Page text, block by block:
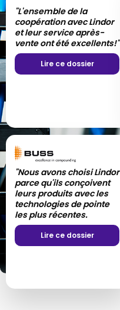
"L'ensemble de la
coopération avec Lindor
et leur service après-
vente ont été excellents!"
Lire ce dossier
"Nous avons choisi Lindor
parce qu'ils conçoivent
leurs produits avec les
technologies de pointe
les plus récentes.
Lire ce dossier
"Lindor a réussi à
transformer notre
mélange en un
processus plus
hygiénique et plus
efficace."
"L'ensemble du
processus de
collaboration a été
extrêmement
satisfaisant."
Lire ce dossier